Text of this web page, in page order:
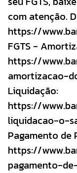
com atenção.
https://
FGTS -
https://
amortizacao-
Liquidação:
https://
liquidacao-o-
Pagamento de
https://
pagamento-